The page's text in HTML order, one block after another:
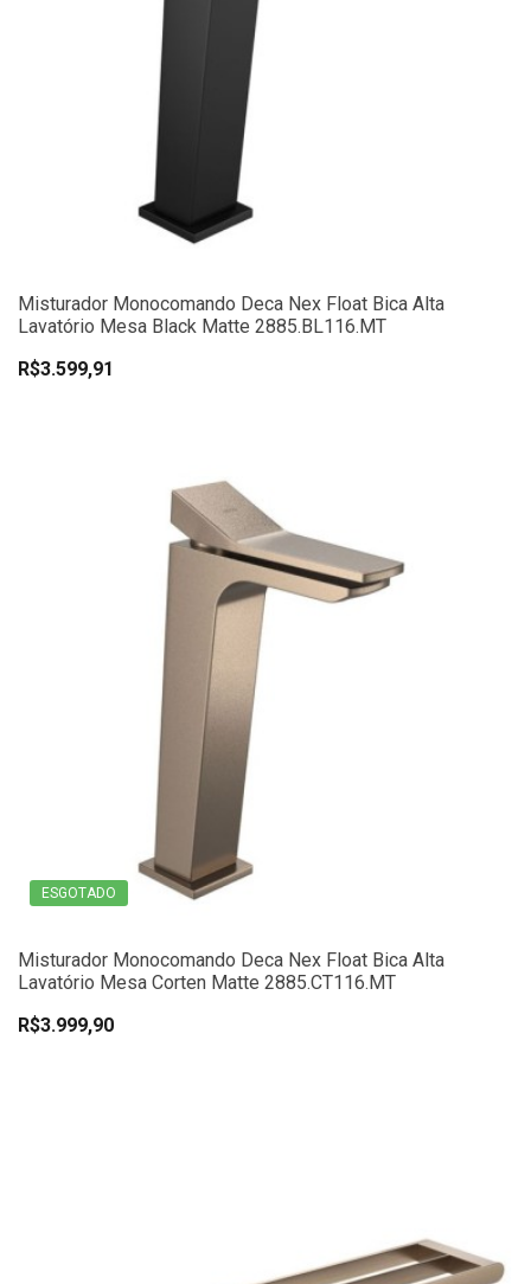
Misturador Monocomando Deca Nex Float Bica Alta
Lavatório Mesa Black Matte 2885.BL116.MT
R$3.599,91
ESGOTADO
Misturador Monocomando Deca Nex Float Bica Alta
Lavatório Mesa Corten Matte 2885.CT116.MT
R$3.999,90